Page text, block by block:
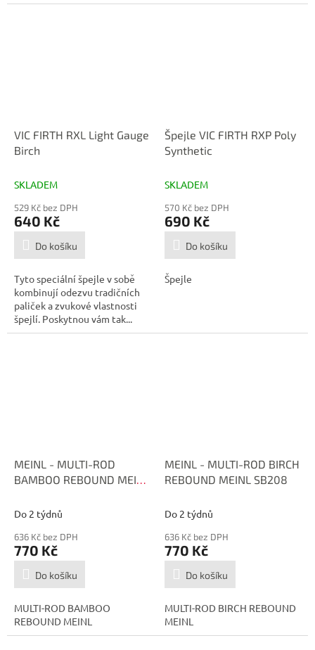
VIC FIRTH RXL Light Gauge
Birch
SKLADEM
529 Kč bez DPH
640 Kč
Do košíku
Tyto speciální špejle v sobě
kombinují odezvu tradičních
paliček a zvukové vlastnosti
špejlí. Poskytnou vám tak...
Špejle VIC FIRTH RXP Poly
Synthetic
SKLADEM
570 Kč bez DPH
690 Kč
Do košíku
Špejle
MEINL - MULTI-ROD
BAMBOO REBOUND MEINL
Do 2 týdnů
636 Kč bez DPH
770 Kč
Do košíku
MULTI-ROD BAMBOO
REBOUND MEINL
MEINL - MULTI-ROD BIRCH
REBOUND MEINL SB208
Do 2 týdnů
636 Kč bez DPH
770 Kč
Do košíku
MULTI-ROD BIRCH REBOUND
MEINL